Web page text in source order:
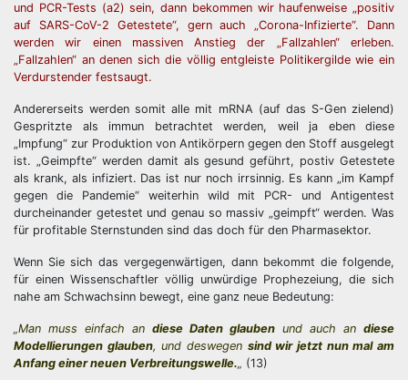
und PCR-Tests (a2) sein, dann bekommen wir haufenweise „positiv
auf SARS-CoV-2 Getestete“, gern auch „Corona-Infizierte“. Dann
werden wir einen massiven Anstieg der „Fallzahlen“ erleben.
„Fallzahlen“ an denen sich die völlig entgleiste Politikergilde wie ein
Verdurstender festsaugt.
Andererseits werden somit alle mit mRNA (auf das S-Gen zielend)
Gespritzte als immun betrachtet werden, weil ja eben diese
„Impfung“ zur Produktion von Antikörpern gegen den Stoff ausgelegt
ist. „Geimpfte“ werden damit als gesund geführt, postiv Getestete
als krank, als infiziert. Das ist nur noch irrsinnig. Es kann „im Kampf
gegen die Pandemie“ weiterhin wild mit PCR- und Antigentest
durcheinander getestet und genau so massiv „geimpft“ werden. Was
für profitable Sternstunden sind das doch für den Pharmasektor.
Wenn Sie sich das vergegenwärtigen, dann bekommt die folgende,
für einen Wissenschaftler völlig unwürdige Prophezeiung, die sich
nahe am Schwachsinn bewegt, eine ganz neue Bedeutung:
„Man muss einfach an diese Daten glauben und auch an diese
Modellierungen glauben, und deswegen sind wir jetzt nun mal am
Anfang einer neuen Verbreitungswelle.„ (13)